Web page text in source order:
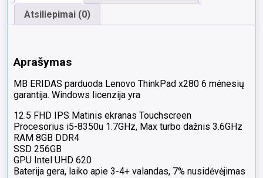
Atsiliepimai (0)
Aprašymas
MB ERIDAS parduoda Lenovo ThinkPad x280 6 mėnesių
garantija. Windows licenzija yra
12.5 FHD IPS Matinis ekranas Touchscreen
Procesorius i5-8350u 1.7GHz, Max turbo dažnis 3.6GHz
RAM 8GB DDR4
SSD 256GB
GPU Intel UHD 620
Baterija gera, laiko apie 3-4+ valandas, 7% nusidėvėjimas